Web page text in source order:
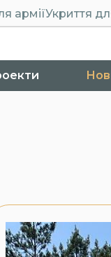
арміїУкриття